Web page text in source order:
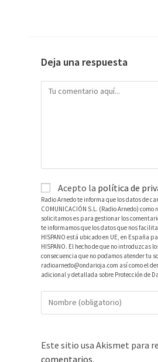
Deja una respuesta
Acepto la política de
Radio Arnedo te informa que los datos de
COMUNICACIÓN S.L. (Radio Arnedo)
solicitamos es para gestionar los
te informamos que los datos que nos
HISPANO está ubicado en UE, en España
HISPANO. El hecho de que no introduzcas
consecuencia que no podamos atender tu
radioarnedo@ondarioja.com así como el
adicional y detallada sobre Protección de
Este sitio usa Akismet para
comentarios.